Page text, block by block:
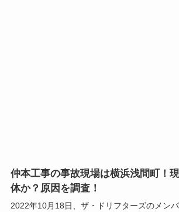
仲本工事の事故現場は横浜浅間町！
体か？原因を調査！
2022年10月18日、ザ・ドリフターズのメン